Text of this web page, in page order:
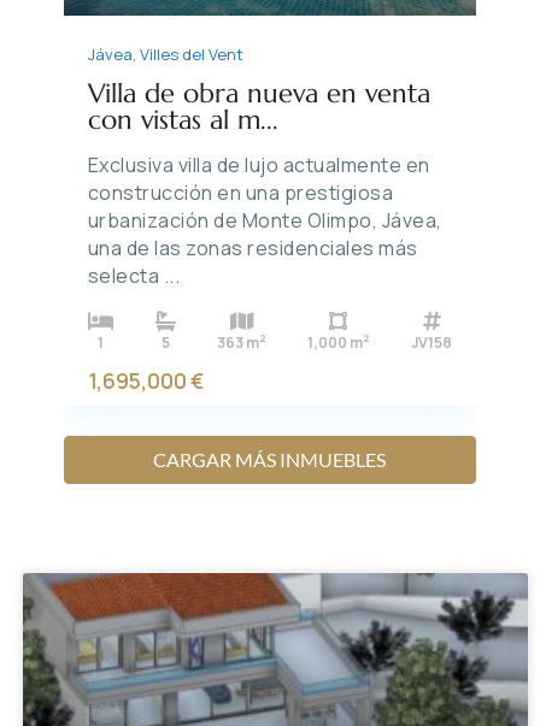
Jávea, Villes del Vent
Villa de obra nueva en venta
con vistas al m...
Exclusiva villa de lujo actualmente en
construcción en una prestigiosa
urbanización de Monte Olimpo, Jávea,
una de las zonas residenciales más
selecta ...
1 5 363 m2 1,000 m2 JV158
1,695,000 €
CARGAR MÁS INMUEBLES